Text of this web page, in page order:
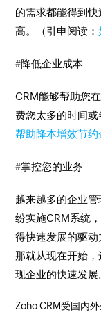
的需求都能得到
高。（引申阅读：
#降低企业成本
CRM能够帮助您
费您太多的时间
帮助降本增效节
#掌控您的业务
越来越多的企业
纷实施CRM系统
得快速发展的驱动
那就从现在开始，
现企业的快速发展
Zoho CRM受国内